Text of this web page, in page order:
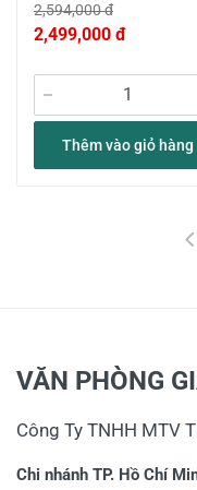
2,594,000 đ
2,499,000 đ
Thêm vào giỏ hàng
VĂN PHÒNG
Công Ty TNHH MTV
Chi nhánh TP. Hồ Chí